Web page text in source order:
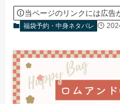
当ページのリンクには広告
福袋予約・中身ネタバレ